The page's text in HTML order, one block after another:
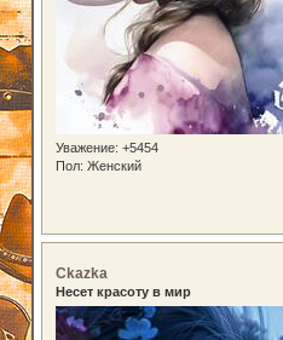
Уважение: +5454
Пол: Женский
Ckazka
Несет красоту в мир